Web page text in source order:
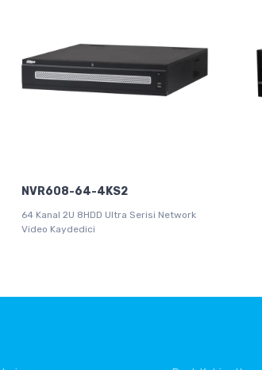
NVR608-64-4KS2
64 Kanal 2U 8HDD Ultra Serisi Network
Video Kaydedici